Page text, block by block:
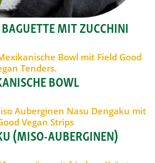
MIT ZUCCHINI
BOWL
(MISO-AUBERGINEN)